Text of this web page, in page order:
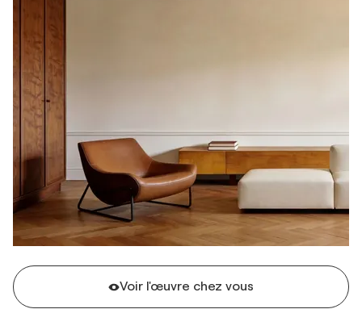
Voir l'œuvre chez vous